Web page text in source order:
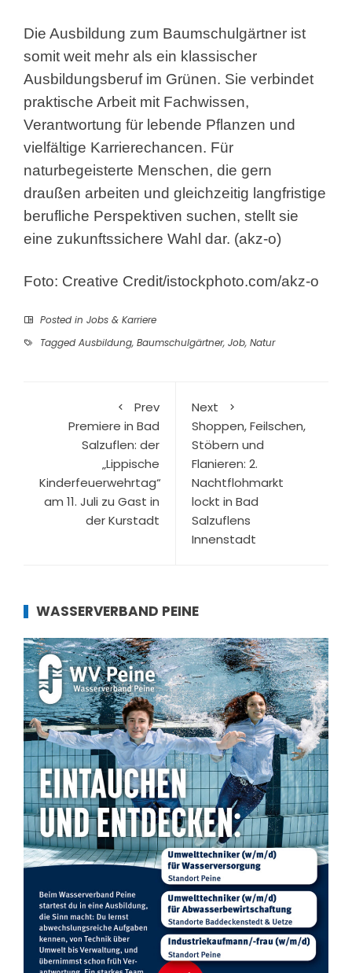
Die Ausbildung zum Baumschulgärtner ist
somit weit mehr als ein klassischer
Ausbildungsberuf im Grünen. Sie verbindet
praktische Arbeit mit Fachwissen,
Verantwortung für lebende Pflanzen und
vielfältige Karrierechancen. Für
naturbegeisterte Menschen, die gern
draußen arbeiten und gleichzeitig langfristige
berufliche Perspektiven suchen, stellt sie
eine zukunftssichere Wahl dar. (akz-o)
Foto: Creative Credit/istockphoto.com/akz-o
Posted in Jobs & Karriere
Tagged Ausbildung, Baumschulgärtner, Job, Natur
Prev
Premiere in Bad
Salzuflen: der
„Lippische
Kinderfeuerwehrtag“
am 11. Juli zu Gast in
der Kurstadt
Next
Shoppen, Feilschen,
Stöbern und
Flanieren: 2.
Nachtflohmarkt
lockt in Bad
Salzuflens
Innenstadt
WASSERVERBAND PEINE